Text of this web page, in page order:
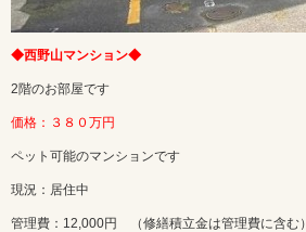
◆西野山マンション◆
2階のお部屋です
価格：３８０万円
ペット可能のマンションです
現況：居住中
管理費：12,000円 （修繕積立金は管理費に含む）